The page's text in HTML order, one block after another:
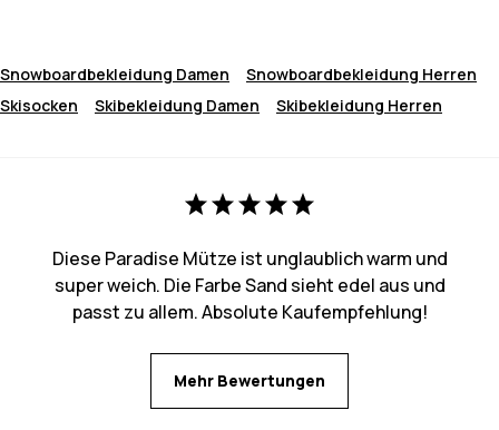
Snowboardbekleidung Damen
Snowboardbekleidung Herren
Skisocken
Skibekleidung Damen Skibekleidung Herren
Diese Paradise Mütze ist unglaublich warm und
super weich. Die Farbe Sand sieht edel aus und
passt zu allem. Absolute Kaufempfehlung!
Mehr Bewertungen